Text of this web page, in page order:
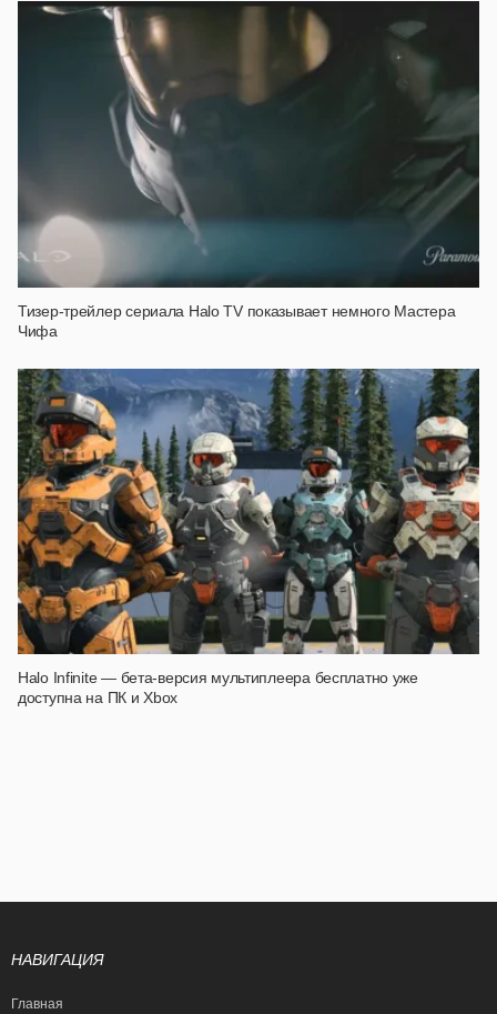
Тизер-трейлер сериала Halo TV показывает немного Мастера
Чифа
Halo Infinite — бета-версия мультиплеера бесплатно уже
доступна на ПК и Xbox
НАВИГАЦИЯ
Главная